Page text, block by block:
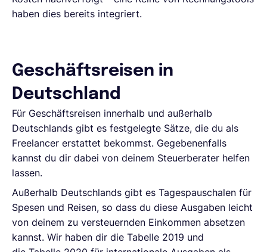
haben dies bereits integriert.
Geschäftsreisen in
Deutschland
Für Geschäftsreisen innerhalb und außerhalb
Deutschlands gibt es festgelegte Sätze, die du als
Freelancer erstattet bekommst. Gegebenenfalls
kannst du dir dabei von deinem Steuerberater helfen
lassen.
Außerhalb Deutschlands gibt es Tagespauschalen für
Spesen und Reisen, so dass du diese Ausgaben leicht
von deinem zu versteuernden Einkommen absetzen
kannst. Wir haben dir die Tabelle 2019 und